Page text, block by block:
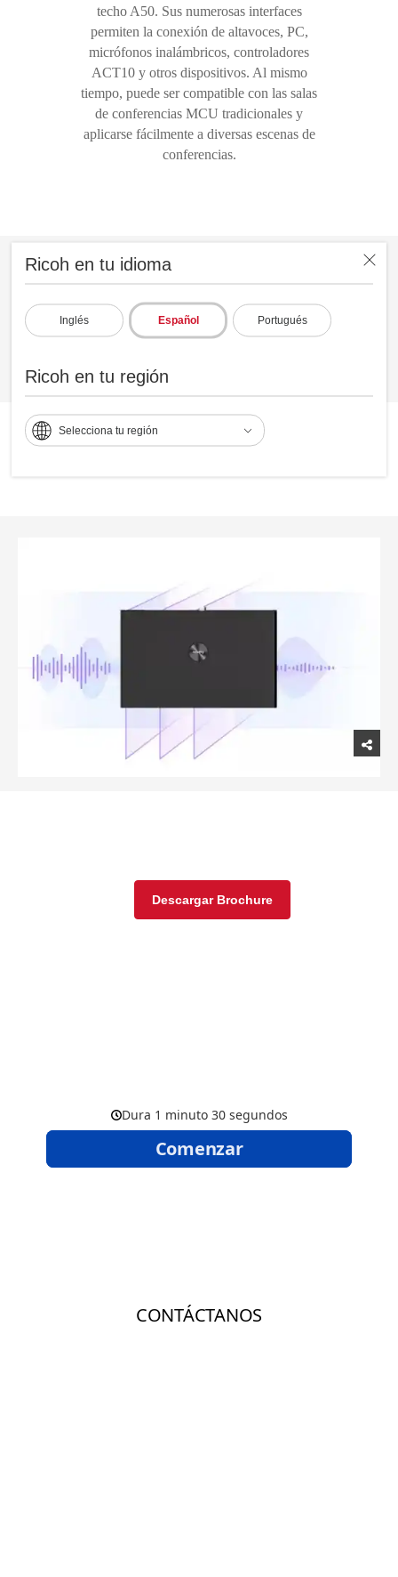
Ricoh en tu idioma
Inglés Español Portugués
Ricoh en tu región
Selecciona tu región
techo A50. Sus numerosas interfaces
permiten la conexión de altavoces, PC,
micrófonos inalámbricos, controladores
ACT10 y otros dispositivos. Al mismo
tiempo, puede ser compatible con las salas
de conferencias MCU tradicionales y
aplicarse fácilmente a diversas escenas de
conferencias.
Otras características
• Alimentación a través de Ethernet (PoE) para la alimentación
de micrófonos de techo
local
Descargar Brochure